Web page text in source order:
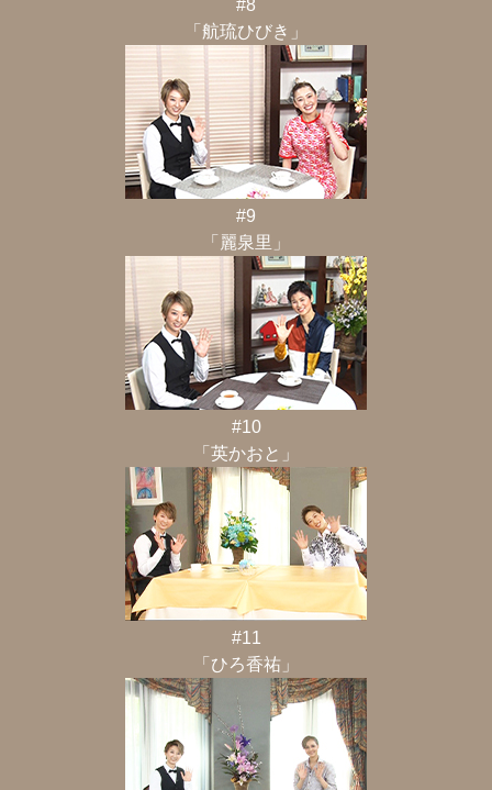
#8
「航琉ひびき」
#9
「麗泉里」
#10
「英かおと」
#11
「ひろ香祐」